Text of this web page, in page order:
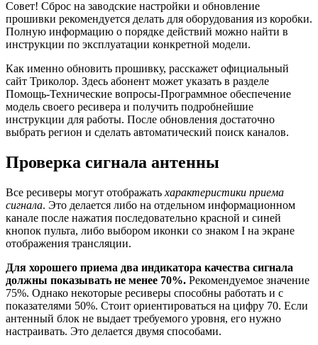
Совет! Сброс на заводские настройки и обновление
прошивки рекомендуется делать для оборудования из коробки.
Полную информацию о порядке действий можно найти в
инструкции по эксплуатации конкретной модели.
Как именно обновить прошивку, расскажет официальный
сайт Триколор. Здесь абонент может указать в разделе
Помощь-Технические вопросы-Программное обеспечение
модель своего ресивера и получить подробнейшие
инструкции для работы. После обновления достаточно
выбрать регион и сделать автоматический поиск каналов.
Проверка сигнала антенны
Все ресиверы могут отображать характеристики приема
сигнала. Это делается либо на отдельном информационном
канале после нажатия последовательно красной и синей
кнопок пульта, либо выбором иконки со знаком I на экране
отображения трансляции.
Для хорошего приема два индикатора качества сигнала
должны показывать не менее 70%. Рекомендуемое значение
75%. Однако некоторые ресиверы способны работать и с
показателями 50%. Стоит ориентироваться на цифру 70. Если
антенный блок не выдает требуемого уровня, его нужно
настраивать. Это делается двумя способами.